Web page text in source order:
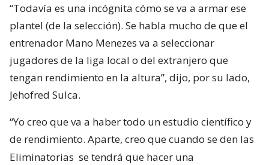
“Todavía es una incógnita cómo se va a armar ese
plantel (de la selección). Se habla mucho de que el
entrenador Mano Menezes va a seleccionar
jugadores de la liga local o del extranjero que
tengan rendimiento en la altura”, dijo, por su lado,
Jehofred Sulca.
“Yo creo que va a haber todo un estudio científico y
de rendimiento. Aparte, creo que cuando se den las
Eliminatorias se tendrá que hacer una